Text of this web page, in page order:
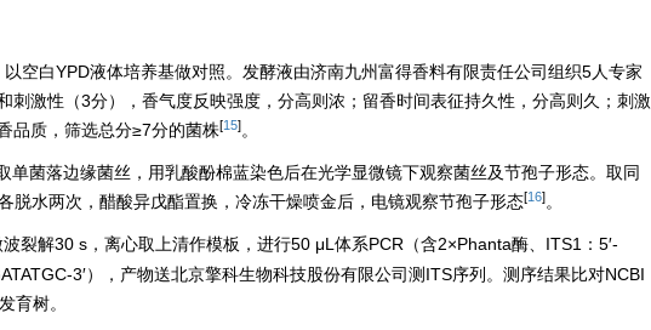
空白YPD液体培养基做对照。发酵液由济南九州富得香料有限责任公司组织5人专家
激性（3分），香气度反映强度，分高则浓；留香时间表征持久性，分高则久；刺激
品质，筛选总分≥7分的菌株[15]。
菌落边缘菌丝，用乳酸酚棉蓝染色后在光学显微镜下观察菌丝及节孢子形态。取同
水两次，醋酸异戊酯置换，冷冻干燥喷金后，电镜观察节孢子形态[16]。
裂解30 s，离心取上清作模板，进行50 μL体系PCR（含2×Phanta酶、ITS1：5′-
3′），产物送北京擎科生物科技股份有限公司测ITS序列。测序结果比对NCBI
育树。